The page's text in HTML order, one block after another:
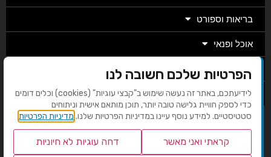
בריאות וספורט
אוכל ופנאי
מערכת
הפרטיות שלכם חשובה לנו
לידיעתכם, באתר זה נעשה שימוש ב"קבצי עוגיות" (cookies) וכלים דומים
כדי לספק חוויית גלישה טובה יותר, תוכן מותאם אישית וניתוחים
סטטיסטיים. למידע נוסף עיינו במדיניות הפרטיות שלנו. מדיניות הפרטיות
קראתי ואני מאשר דחה עוגיות לא חיוניות